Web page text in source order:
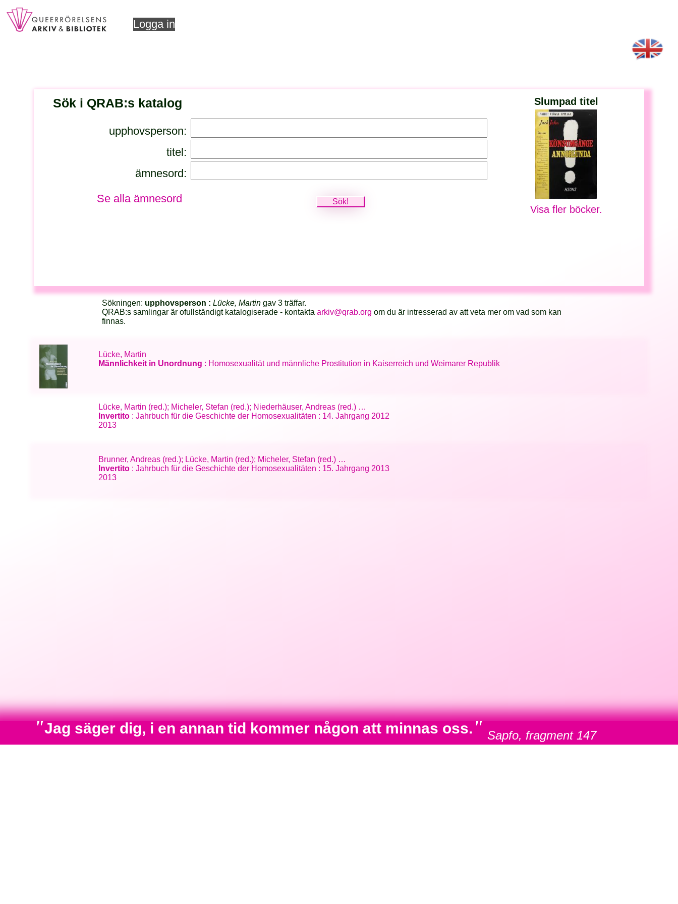
Logga in
Sök i QRAB:s katalog
upphovsperson:
titel:
ämnesord:
Se alla ämnesord
Slumpad titel
Visa fler böcker.
Sökningen: upphovsperson : Lücke, Martingav 3 träffar.
QRAB:s samlingar är ofullständigt katalogiserade - kontakta arkiv@qrab.org om du är intresserad av att veta mer om vad som kan
finnas.
Lücke, Martin
Männlichkeit in Unordnung : Homosexualität und männliche Prostitution in Kaiserreich und Weimarer Republik
Lücke, Martin (red.); Micheler, Stefan (red.); Niederhäuser, Andreas (red.) …
Invertito : Jahrbuch für die Geschichte der Homosexualitäten : 14. Jahrgang 2012
2013
Brunner, Andreas (red.); Lücke, Martin (red.); Micheler, Stefan (red.) …
Invertito : Jahrbuch für die Geschichte der Homosexualitäten : 15. Jahrgang 2013
2013
"Jag säger dig, i en annan tid kommer någon att minnas oss." Sapfo, fragment 147